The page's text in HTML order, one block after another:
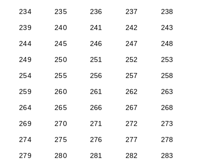
234
235 236 237
238
239
240 241 242
243
244
245 246 247
248
249
250 251 252
253
254
255 256 257
258
259
260 261 262
263
264
265 266 267
268
269
270 271 272
273
274
275 276 277
278
279
280 281 282
283